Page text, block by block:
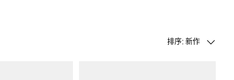
排序: 新作